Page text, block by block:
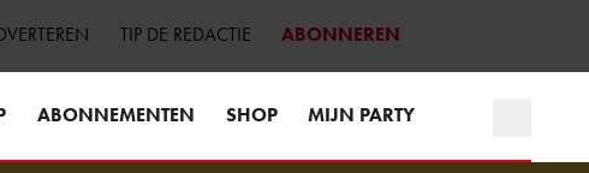
TIP DE REDACTIE ABONNEREN
ABONNEMENTEN SHOP MIJN PARTY